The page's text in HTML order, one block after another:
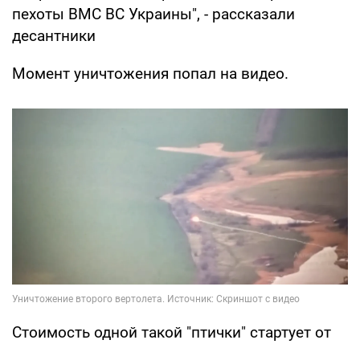
пехоты ВМС ВС Украины", - рассказали
десантники
Момент уничтожения попал на видео.
Стоимость одной такой "птички" стартует от